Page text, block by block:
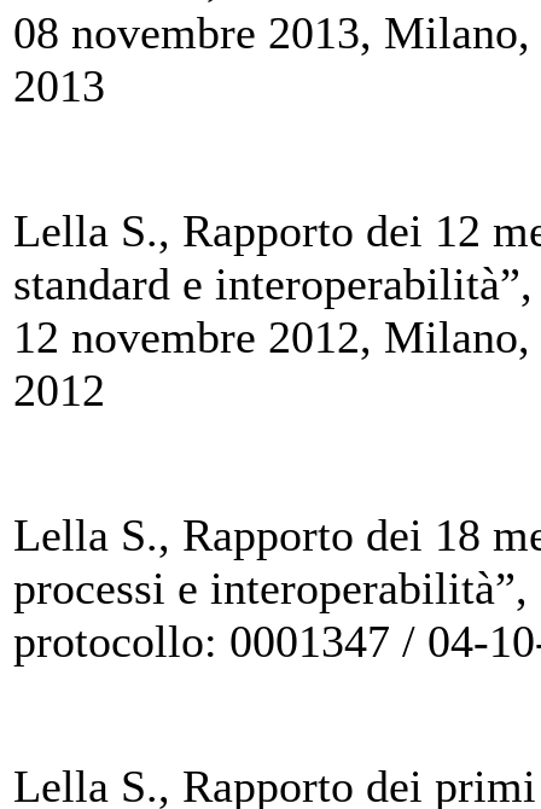
08 novembre 2013,
2013
Lella S., Rapporto dei 12
standard e interoperabilità”,
12 novembre 2012,
2012
Lella S., Rapporto dei 18
processi e
protocollo: 0001347 / 04-
Lella S., Rapporto dei